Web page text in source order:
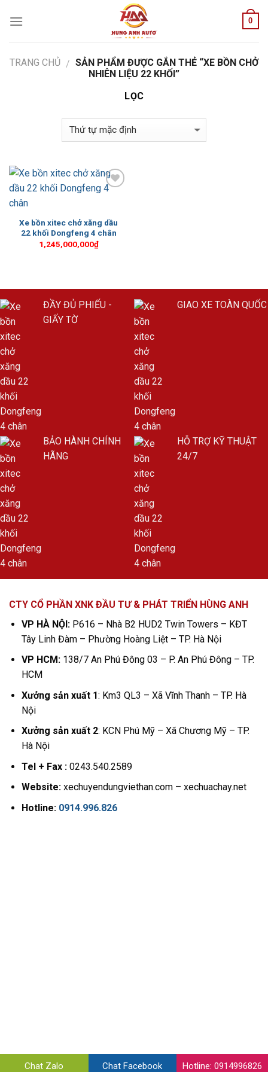
0
TRANG CHỦ / SẢN PHẨM ĐƯỢC GẮN THẺ “XE BỒN CHỞ
NHIÊN LIỆU 22 KHỐI”
LỌC
Add to
Xe bồn xitec chở xăng dầu
22 khối Dongfeng 4 chân
1,245,000,000₫
ĐẦY ĐỦ PHIẾU -
GIẤY TỜ
GIAO XE TOÀN QUỐC
BẢO HÀNH CHÍNH
HÃNG
HỖ TRỢ KỸ THUẬT
24/7
CTY CỔ PHẦN XNK ĐẦU TƯ & PHÁT TRIỂN HÙNG ANH
VP HÀ NỘI:P616 – Nhà B2 HUD2 Twin Towers – KĐT
Tây Linh Đàm – Phường Hoàng Liệt – TP. Hà Nội
VP HCM:138/7 An Phú Đông 03 – P. An Phú Đông – TP.
HCM
Xưởng sản xuất 1: Km3 QL3 – Xã Vĩnh Thanh – TP. Hà
Nội
Xưởng sản xuất 2: KCN Phú Mỹ – Xã Chương Mỹ – TP.
Hà Nội
Tel + Fax :0243.540.2589
Website:xechuyendungviethan.com – xechuachay.net
Hotline: 0914.996.826
Chat Zalo Chat Facebook Hotline: 0914996826